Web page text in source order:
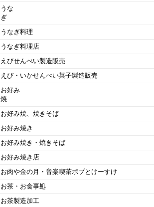
うな
うなぎ料理
うなぎ料理店
えびせんべい製造販売
えび・いかせんべい菓子製造販売
お好み
お好み焼、焼きそば
お好み焼き
お好み焼き・焼きそば
お好み焼き店
お肉や金の月・音楽喫茶ボブとけーすけ
お茶・お食事処
お茶製造加工